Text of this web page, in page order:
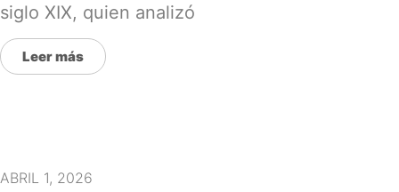
siglo XIX, quien analizó
Leer más
ABRIL 1, 2026